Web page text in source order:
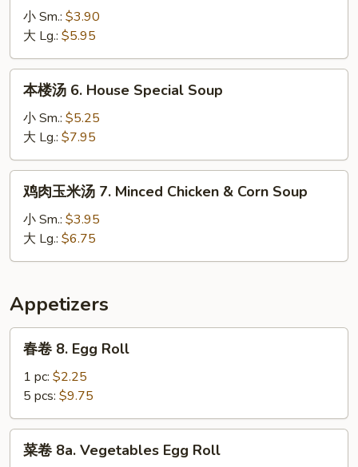
5.
Vegetable
Bean
Curd
小 Sm.: $3.90
大 Lg.: $5.95
House
Special
Soup
本楼汤 6. House Special Soup
小 Sm.: $5.25
大 Lg.: $7.95
汤
Minced
Chicken
&
Corn
Soup
鸡肉玉米汤 7. Minced Chicken & Corn Soup
小 Sm.: $3.95
大 Lg.: $6.75
Appetizers
Egg
Roll
春卷 8. Egg Roll
1 pc: $2.25
5 pcs: $9.75
菜卷 8a. Vegetables Egg Roll